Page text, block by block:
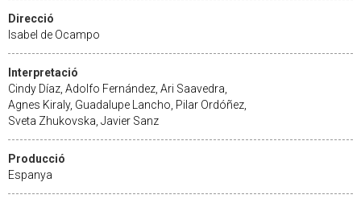
Direcció
Isabel de Ocampo
Interpretació
Cindy Díaz, Adolfo Fernández, Ari Saavedra,
Agnes Kiraly, Guadalupe Lancho, Pilar Ordóñez,
Sveta Zhukovska, Javier Sanz
Producció
Espanya